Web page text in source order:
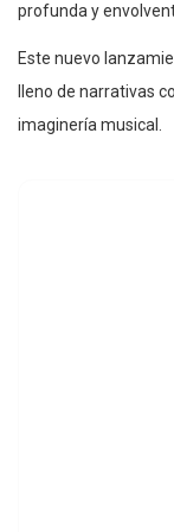
profunda y
Este nuevo
lleno de narrativas
imaginería musical.